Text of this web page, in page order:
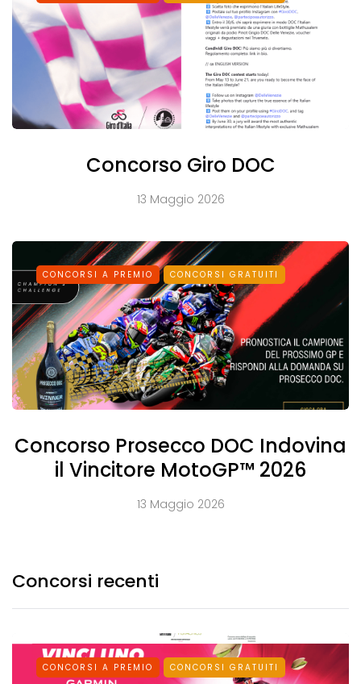
Concorso Giro DOC
13 Maggio 2026
CONCORSI A PREMIO CONCORSI GRATUITI
Concorso Prosecco DOC Indovina
il Vincitore MotoGP™ 2026
13 Maggio 2026
Concorsi recenti
CONCORSI A PREMIO CONCORSI GRATUITI